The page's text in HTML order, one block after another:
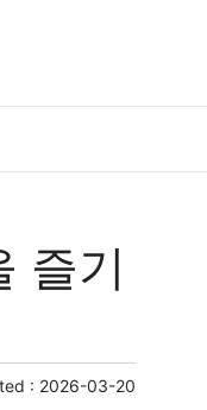
즐기
: 2026-03-20